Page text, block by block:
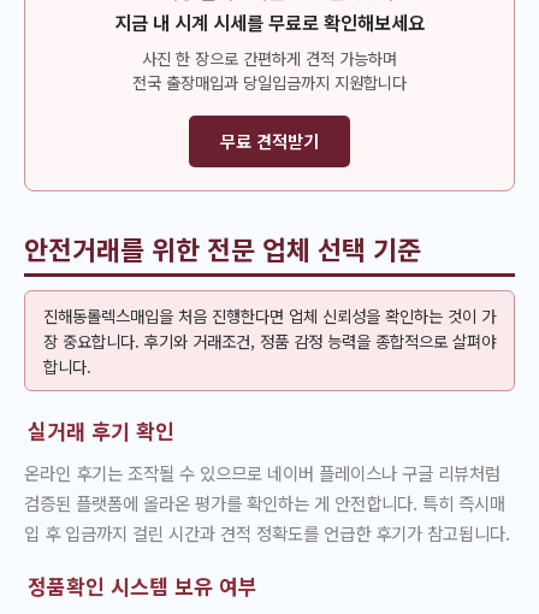
지금 내 시계 시세를 무료로 확인해보세요
사진 한 장으로 간편하게 견적 가능하며
전국 출장매입과 당일입금까지 지원합니다
무료 견적받기
안전거래를 위한 전문 업체 선택 기준
진해동롤렉스매입을 처음 진행한다면 업체 신뢰성을 확인하는 것이 가
장 중요합니다. 후기와 거래조건, 정품 감정 능력을 종합적으로 살펴야
합니다.
실거래 후기 확인
온라인 후기는 조작될 수 있으므로 네이버 플레이스나 구글 리뷰처럼
검증된 플랫폼에 올라온 평가를 확인하는 게 안전합니다. 특히 즉시매
입 후 입금까지 걸린 시간과 견적 정확도를 언급한 후기가 참고됩니다.
정품확인 시스템 보유 여부